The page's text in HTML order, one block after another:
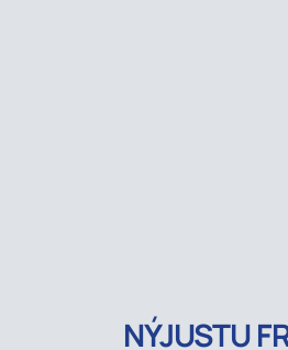
NÝJUSTU